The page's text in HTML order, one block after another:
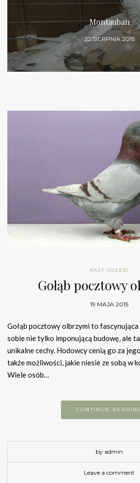
Montauban
22 SIERPNIA 2015
RASY GOŁĘBI
Gołąb pocztowy
19 MAJA 2015
Gołąb pocztowy olbrzymi to fascynująca
sobie nie tylko imponującą budowę, ale
unikalne cechy. Hodowcy cenią go za
także możliwości, jakie niesie ze sobą w
Wiele osób…
CONTINUE
by admin
Leave a comment